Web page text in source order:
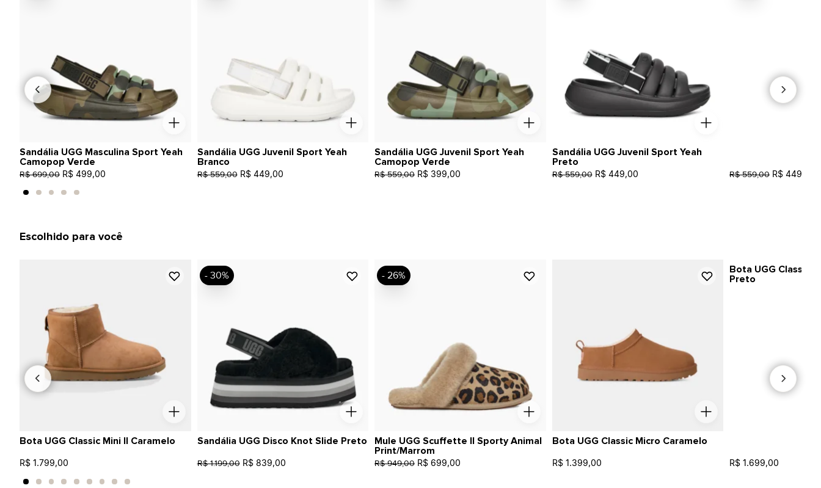
Sandália UGG Masculina Sport Yeah
Camopop Verde
R$ 699,00 R$ 499,00
Sandália UGG Juvenil Sport Yeah
Branco
R$ 559,00 R$ 449,00
Sandália UGG Juvenil Sport Yeah
Camopop Verde
R$ 559,00 R$ 399,00
Sandália UGG Juvenil Sport Yeah
Preto
R$ 559,00 R$ 449,00 R$ 559,00 R$ 449,00
Escolhido para você
Bota UGG Classic Mini II Caramelo
R$ 1.799,00
Sandália UGG Disco Knot Slide Preto
R$ 1.199,00 R$ 839,00
- 30%
Mule UGG Scuffette II Sporty Animal
Print/Marrom
R$ 949,00 R$ 699,00
- 26%
Bota UGG Classic Micro Caramelo
R$ 1.399,00
Bota UGG Classic
Preto
R$ 1.699,00